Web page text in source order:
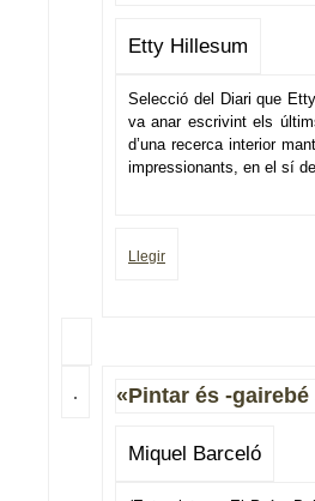
Etty Hillesum
Selecció del Diari que
va anar escrivint els
d’una recerca interior
impressionants, en el sí
Llegir
«Pintar és -
Miquel Barceló